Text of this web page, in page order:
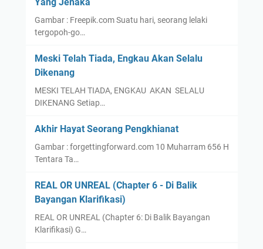
Gambar : Freepik.com Suatu hari, seorang lelaki
tergopoh-go…
Meski Telah Tiada, Engkau Akan Selalu
Dikenang
MESKI TELAH TIADA, ENGKAU AKAN SELALU
DIKENANG Setiap…
Akhir Hayat Seorang Pengkhianat
Gambar : forgettingforward.com 10 Muharram 656 H
Tentara Ta…
REAL OR UNREAL (Chapter 6 - Di Balik
Bayangan Klarifikasi)
REAL OR UNREAL (Chapter 6: Di Balik Bayangan
Klarifikasi) G…